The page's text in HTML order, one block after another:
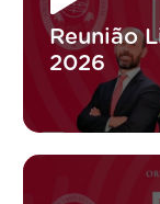
Reunião
2026